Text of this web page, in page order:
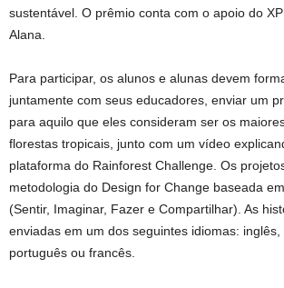
sustentável. O prêmio conta com o apoio do
Alana.
Para participar, os alunos e alunas devem
juntamente com seus educadores, enviar um
para aquilo que eles consideram ser os
florestas tropicais, junto com um vídeo
plataforma do Rainforest Challenge. Os
metodologia do Design for Change baseada
(Sentir, Imaginar, Fazer e Compartilhar). As
enviadas em um dos seguintes idiomas: inglês,
português ou francês.